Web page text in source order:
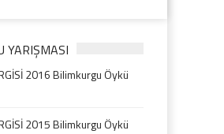
YARIŞMASI
2016 Bilimkurgu Öykü
2015 Bilimkurgu Öykü